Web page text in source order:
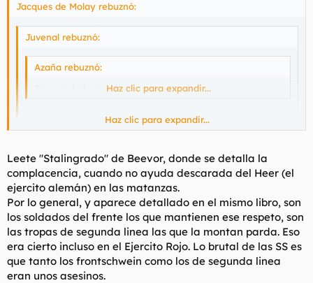
Jacques de Molay rebuznó:
Juvenal rebuznó:
Azaña rebuznó:
Paz, piedad y perdónHaz clic para expandir...
Es común en todas las guerras que los soldados de primera
ocultarse en la retaguardia y suelen rendirse sin pegar un
tiro. Como muestra, Astiz en las Malvinas.
Efectivamente, igualmente la Wehrmach en la II GM era
honorable, pero después llegaban los de los uniformes negros y
empezaban las matanzas.
Haz clic para expandir...
Leete "Stalingrado" de Beevor, donde se detalla la
complacencia, cuando no ayuda descarada del Heer (el
ejercito alemán) en las matanzas.
Por lo general, y aparece detallado en el mismo libro, son
los soldados del frente los que mantienen ese respeto, son
las tropas de segunda linea las que la montan parda. Eso
era cierto incluso en el Ejercito Rojo. Lo brutal de las SS es
que tanto los frontschwein como los de segunda linea
eran unos asesinos.